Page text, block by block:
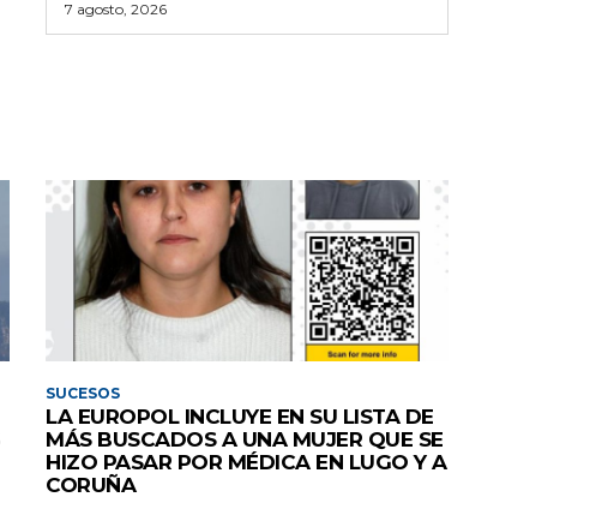
7 agosto, 2026
SUCESOS
LA EUROPOL INCLUYE EN SU LISTA DE
MÁS BUSCADOS A UNA MUJER QUE SE
HIZO PASAR POR MÉDICA EN LUGO Y A
CORUÑA